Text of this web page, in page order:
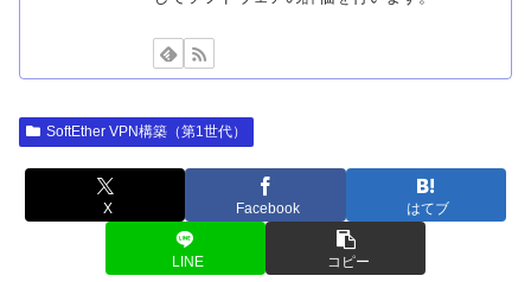
SoftEther VPN構築（第1世代）
X Facebook はてブ
LINE コピー